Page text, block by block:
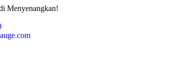
Menyenangkan!